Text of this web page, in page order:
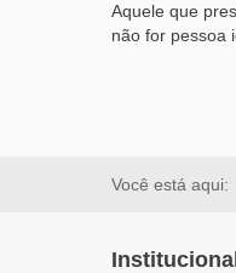
Aquele que
não for pessoa
Você está aqui:
Institucional